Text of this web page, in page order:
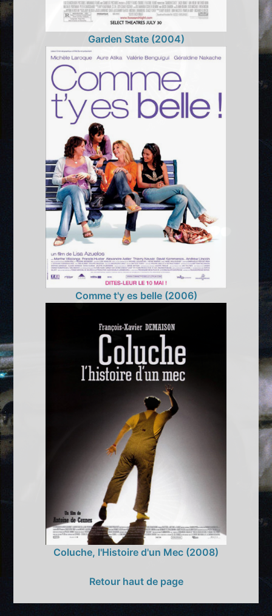
Garden State (2004)
Comme t'y es belle (2006)
Coluche, l'Histoire d'un Mec (2008)
Retour haut de page